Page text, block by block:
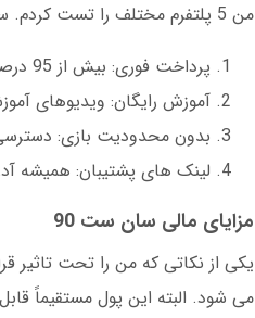
من 5 پلتفرم مختلف را تست کردم. سان ست 90 در موارد زیر برتر است:
پرداخت فوری: بیش از 95 درصد برداشت ها در کمتر از 10 دقیقه انجام می شود
آموزش رایگان: ویدیوهای
بدون محدودیت بازی:
لینک های پشتیبان: همیشه آدرس جدید سان ست 90
مزایای مالی سان ست 90